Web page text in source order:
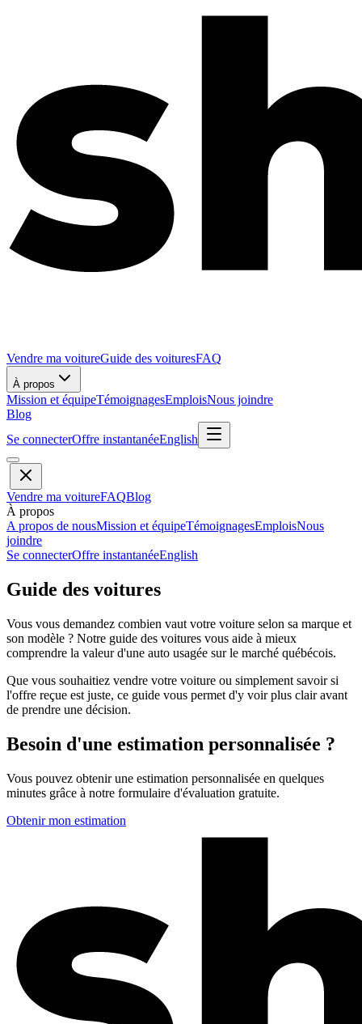
Vendre ma voitureGuide des voituresFAQ
À propos
Mission et équipeTémoignagesEmploisNous joindre
Blog
Se connecterOffre instantanéeEnglish
Vendre ma voitureFAQBlog
À propos
A propos de nousMission et équipeTémoignagesEmploisNous
joindre
Se connecterOffre instantanéeEnglish
Guide des voitures
Vous vous demandez combien vaut votre voiture selon sa marque et
son modèle ? Notre guide des voitures vous aide à mieux
comprendre la valeur d'une auto usagée sur le marché québécois.
Que vous souhaitiez vendre votre voiture ou simplement savoir si
l'offre reçue est juste, ce guide vous permet d'y voir plus clair avant
de prendre une décision.
Besoin d'une estimation personnalisée ?
Vous pouvez obtenir une estimation personnalisée en quelques
minutes grâce à notre formulaire d'évaluation gratuite.
Obtenir mon estimation